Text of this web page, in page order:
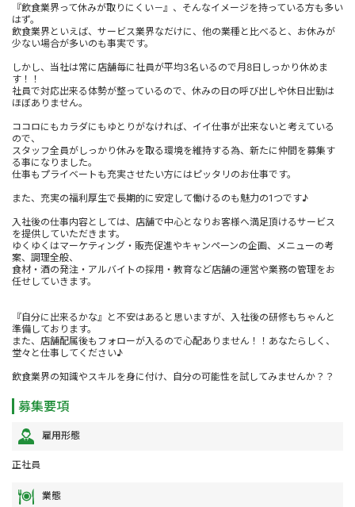
『飲食業界って休みが取りにくい－』、そんなイメージを持っている方も多い
はず。
飲食業界といえば、サービス業界なだけに、他の業種と比べると、お休みが
少ない場合が多いのも事実です。
しかし、当社は常に店舗毎に社員が平均3名いるので月8日しっかり休めま
す！！
社員で対応出来る体勢が整っているので、休みの日の呼び出しや休日出勤は
ほぼありません。
ココロにもカラダにもゆとりがなければ、イイ仕事が出来ないと考えている
ので、
スタッフ全員がしっかり休みを取る環境を維持する為、新たに仲間を募集す
る事になりました。
仕事もプライベートも充実させたい方にはピッタリのお仕事です。
また、充実の福利厚生で長期的に安定して働けるのも魅力の1つです♪
入社後の仕事内容としては、店舗で中心となりお客様へ満足頂けるサービス
を提供していただきます。
ゆくゆくはマーケティング・販売促進やキャンペーンの企画、メニューの考
案、調理全般、
食材・酒の発注・アルバイトの採用・教育など店舗の運営や業務の管理をお
任せしていきます。
『自分に出来るかな』と不安はあると思いますが、入社後の研修もちゃんと
準備しております。
また、店舗配属後もフォローが入るので心配ありません！！あなたらしく、
堂々と仕事してください♪
飲食業界の知識やスキルを身に付け、自分の可能性を試してみませんか？？
募集要項
雇用形態
正社員
業態